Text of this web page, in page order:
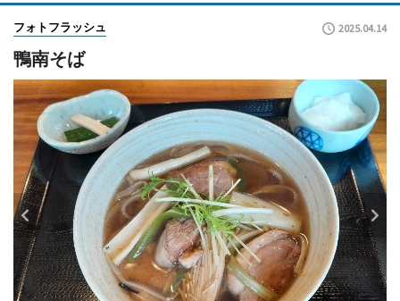
フォトフラッシュ 2025.04.14
鴨南そば